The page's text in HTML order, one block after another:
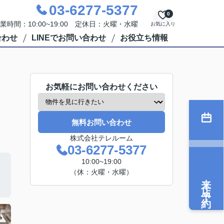
03-6277-5377
時間：10:00~19:00 定休日：火曜・水曜 お気に入り
0
せ LINEでお問い合わせ お役立ち情報
お気軽にお問い合わせください
無料お問い合わせ
株式会社テレルーム
03-6277-5377
10:00~19:00
（休：火曜・水曜）
来店予約